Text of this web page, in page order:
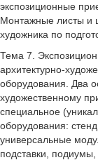
экспозиционные
Монтажные листы и
художника по
Тема 7.
архитектурно-
оборудования. Два
художественному
специальное
оборудования:
универсальные
подставки,